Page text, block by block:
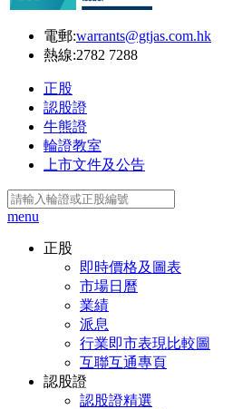
電郵:warrants@gtjas.com.hk
熱線:2782 7288
正股
認股證
牛熊證
輪證教室
上市文件及公告
menu
正股
即時價格及圖表
市場日曆
業績
派息
行業即市表現比較圖
互聯互通專頁
認股證
認股證精選